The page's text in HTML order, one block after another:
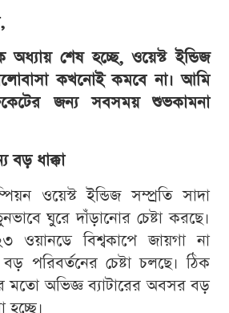
অধ্যায় শেষ হচ্ছে, ওয়েস্ট ইন্ডিজ
কখনোই কমবে না। আমি
জন্য সবসময় শুভকামনা
বড় ধাক্কা
ওয়েস্ট ইন্ডিজ সম্প্রতি সাদা
ঘুরে দাঁড়ানোর চেষ্টা করছে।
ওয়ানডে বিশ্বকাপে জায়গা না
পরিবর্তনের চেষ্টা চলছে। ঠিক
অভিজ্ঞ ব্যাটারের অবসর বড়